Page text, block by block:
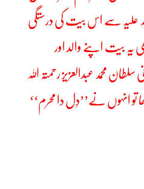
علیہ سے اس بیت کی درستگی
یہ بیت اپنے والد اور
محمد عبدالعزیز رحمتہ اللہ
تو انہوں نے’’دِل دا محرم‘‘